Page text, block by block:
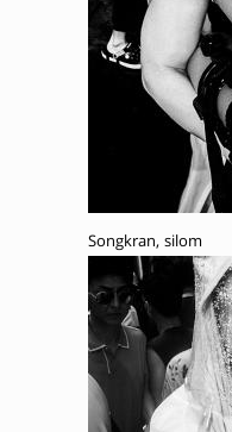
Songkran, silom